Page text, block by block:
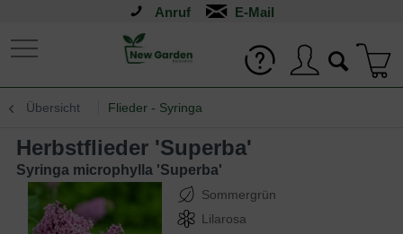
Anruf
Übersicht Flieder - Syringa
Herbstflieder 'Superba'
Syringa microphylla 'Superba'
Sommergrün
Lilarosa